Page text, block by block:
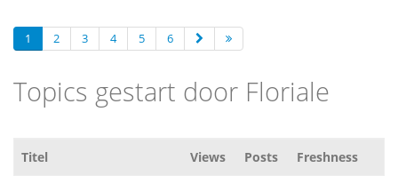
1 2 3 4 5 6
Topics gestart door Floriale
Titel Views Posts Freshness